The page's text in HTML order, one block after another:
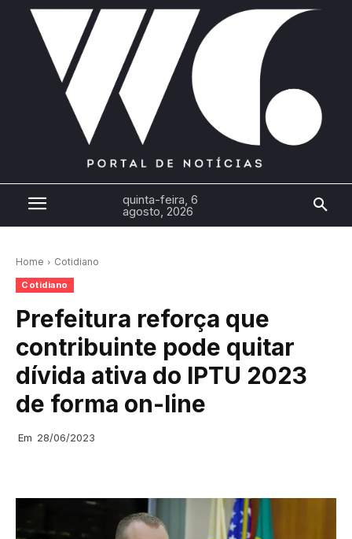
quinta-feira, 6
agosto, 2026
Home Cotidiano
Cotidiano
Prefeitura reforça que
contribuinte pode quitar
dívida ativa do IPTU 2023
de forma on-line
Em 28/06/2023